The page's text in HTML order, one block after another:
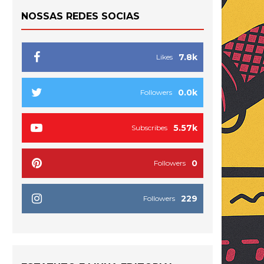
NOSSAS REDES SOCIAS
7.8k
Likes
0.0k
Followers
5.57k
Subscribes
0
Followers
229
Followers